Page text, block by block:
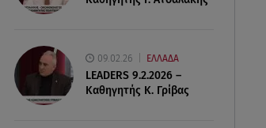
09.02.26 ΕΛΛΑΔΑ
LEADERS 9.2.2026 –
Καθηγητής Κ. Γρίβας